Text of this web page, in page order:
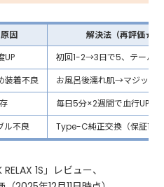
原因
解決法（再評価
UP
初回1-2→3日で5、テーパ
装着不良
お風呂後濡れ肌→マジック
毎日5分×2週間で血行UP実
ル不良 Type-C純正交換（保証1年
1S」レビュー、